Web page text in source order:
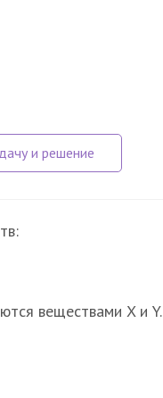
веществами X и Y.